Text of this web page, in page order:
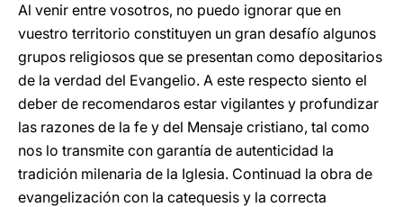
Al venir entre vosotros, no puedo ignorar que en
vuestro territorio constituyen un gran desafío algunos
grupos religiosos que se presentan como depositarios
de la verdad del Evangelio. A este respecto siento el
deber de recomendaros estar vigilantes y profundizar
las razones de la fe y del Mensaje cristiano, tal como
nos lo transmite con garantía de autenticidad la
tradición milenaria de la Iglesia. Continuad la obra de
evangelización con la catequesis y la correcta